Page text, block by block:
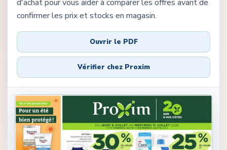
d'achat pour vous aider à comparer les offres avant de
confirmer les prix et stocks en magasin.
Ouvrir le PDF
Vérifier chez Proxim